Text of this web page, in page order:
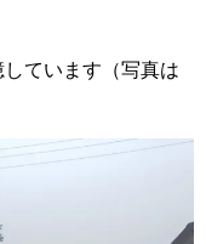
ています（写真は